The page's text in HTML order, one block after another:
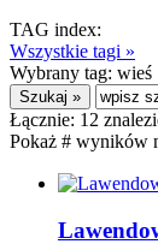
TAG index:
Wszystkie tagi »
Wybrany tag: wieś
Łącznie: 12
Pokaż # wyników